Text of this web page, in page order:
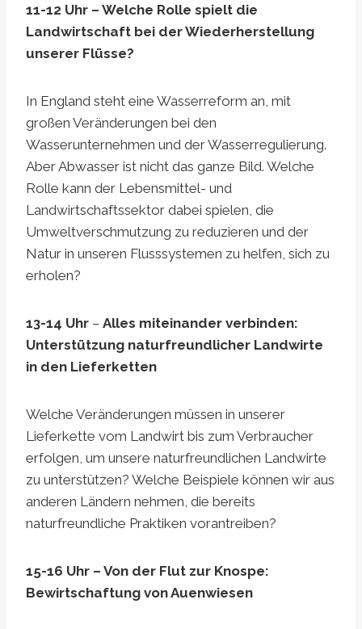
11-12 Uhr – Welche Rolle spielt die
Landwirtschaft bei der Wiederherstellung
unserer Flüsse?
In England steht eine Wasserreform an, mit
großen Veränderungen bei den
Wasserunternehmen und der Wasserregulierung.
Aber Abwasser ist nicht das ganze Bild. Welche
Rolle kann der Lebensmittel- und
Landwirtschaftssektor dabei spielen, die
Umweltverschmutzung zu reduzieren und der
Natur in unseren Flusssystemen zu helfen, sich zu
erholen?
13-14 Uhr – Alles miteinander verbinden:
Unterstützung naturfreundlicher Landwirte
in den Lieferketten
Welche Veränderungen müssen in unserer
Lieferkette vom Landwirt bis zum Verbraucher
erfolgen, um unsere naturfreundlichen Landwirte
zu unterstützen? Welche Beispiele können wir aus
anderen Ländern nehmen, die bereits
naturfreundliche Praktiken vorantreiben?
15-16 Uhr – Von der Flut zur Knospe:
Bewirtschaftung von Auenwiesen